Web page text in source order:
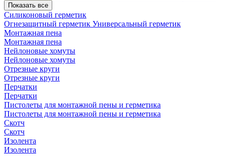
Показать все
Силиконовый герметик
Огнезащитный герметик Универсальный герметик
Монтажная пена
Монтажная пена
Нейлоновые хомуты
Нейлоновые хомуты
Отрезные круги
Отрезные круги
Перчатки
Перчатки
Пистолеты для монтажной пены и герметика
Пистолеты для монтажной пены и герметика
Скотч
Скотч
Изолента
Изолента